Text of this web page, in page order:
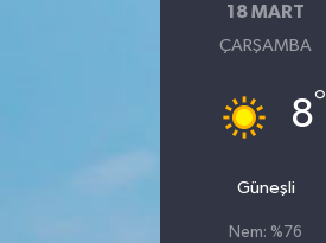
18 MART
ÇARŞAMBA
8°
Güneşli
Nem: %76